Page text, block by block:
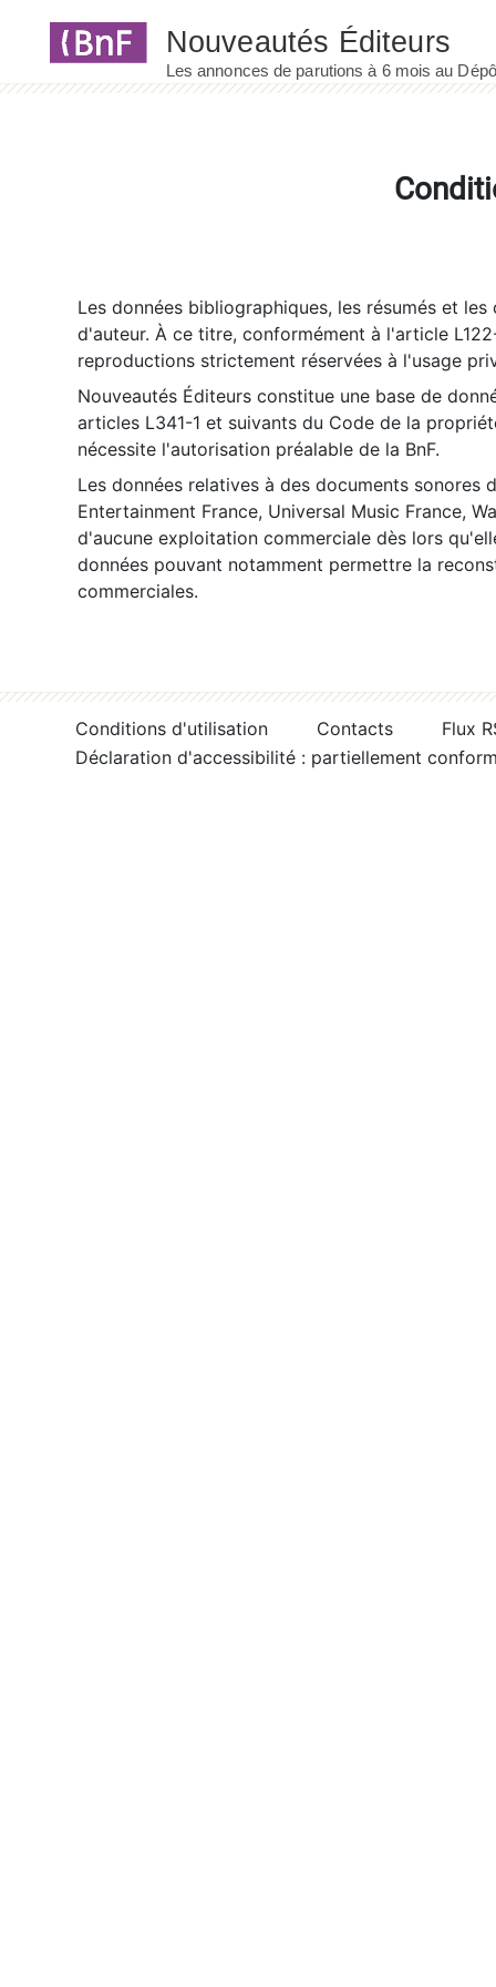
Les données bibliographiques, les résumés et
d'auteur. À ce titre, conformément à l'article
reproductions strictement réservées à l'usage
Nouveautés Éditeurs constitue une base de
articles L341-1 et suivants du Code de la
nécessite l'autorisation préalable de la BnF.
Les données relatives à des documents sonores
Entertainment France, Universal Music France,
d'aucune exploitation commerciale dès lors
données pouvant notamment permettre la
commerciales.
Conditions d'utilisation Contacts
Flux
Déclaration d'accessibilité : partiellement